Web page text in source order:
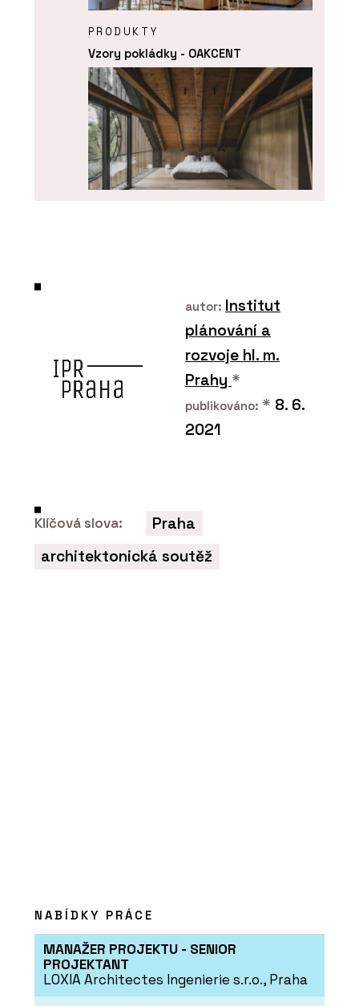
PRODUKTY
Vzory pokládky - OAKCENT
autor: Institut
plánování a
rozvoje hl. m.
Prahy *
publikováno: * 8. 6.
2021
Klíčová slova:
Praha
architektonická soutěž
NABÍDKY PRÁCE
MANAŽER PROJEKTU - SENIOR
PROJEKTANT
LOXIA Architectes Ingenierie s.r.o., Praha